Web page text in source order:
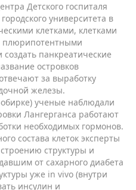
Детского госпиталя
университета в
клетками, клетками
панкреатические
островков
за выработку
железы.
ученые наблюдали
Лангерганса работают
необходимых гормонов.
состава клеток эксперты
структуры и
от сахарного диабета
уже in vivo (внутри
инсулин и